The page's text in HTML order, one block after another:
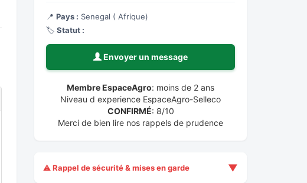
📍 Pays : Senegal ( Afrique)
🏷️ Statut :
Envoyer un message
Membre EspaceAgro: moins de 2 ans
Niveau d experience EspaceAgro-Selleco
CONFIRMÉ: 8/10
Merci de bien lire nos rappels de prudence
⚠️ Rappel de sécurité & mises en garde ▼